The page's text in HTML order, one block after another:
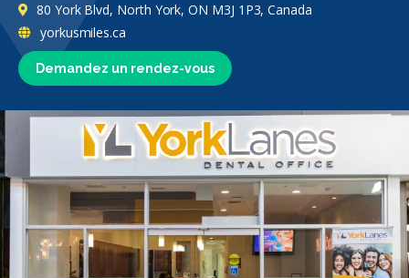
Demandez un rendez-vous
80 York Blvd, North York, ON M3J 1P3, Canada
yorkusmiles.ca